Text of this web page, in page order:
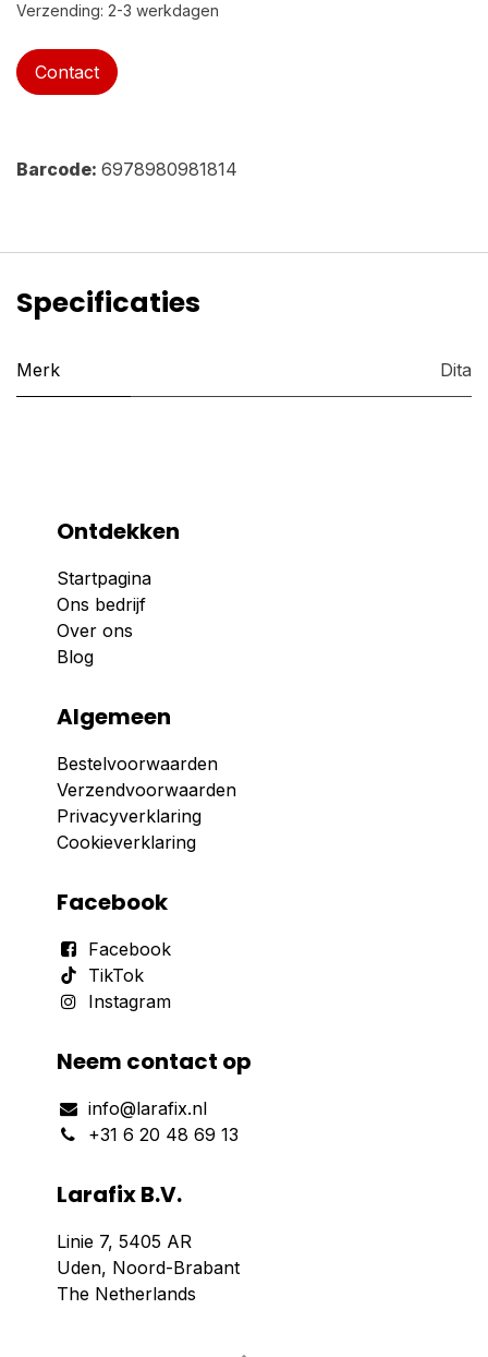
Verzending: 2-3 werkdagen
Contact
Barcode: 6978980981814
Specificaties
Merk Dita
Ontdekken
Startpagina
Ons bedrijf
Over ons
Blog
Algemeen
Bestelvoorwaarden
Verzendvoorwaarden
Privacyverklaring
Cookieverklaring
Facebook
Facebook
TikTok
Instagram
Neem contact op
info@larafix.nl
+31 6 20 48 69 13
Larafix B.V.
Linie 7, 5405 AR
Uden, Noord-Brabant
The Netherlands